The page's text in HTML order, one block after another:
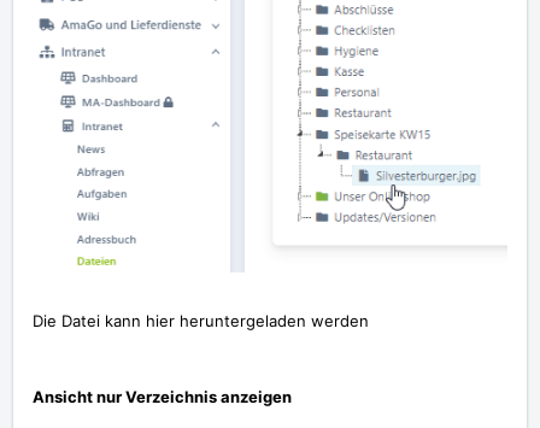
Die Datei kann hier heruntergeladen werden
Ansicht nur Verzeichnis anzeigen